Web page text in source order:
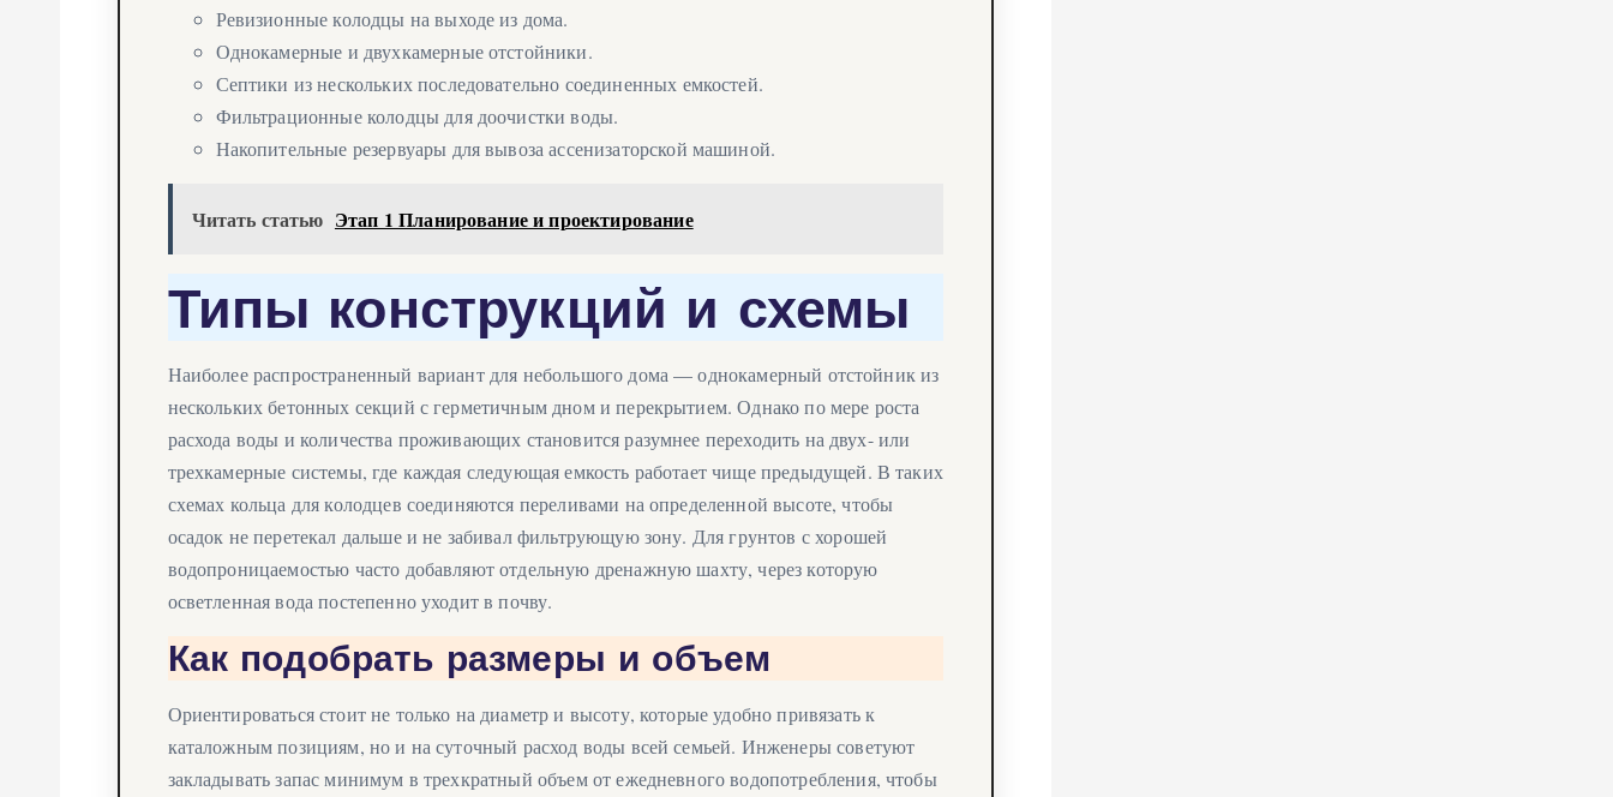
Ревизионные колодцы на выходе из дома.
Однокамерные и двухкамерные отстойники.
Септики из нескольких последовательно соединенных емкостей.
Фильтрационные колодцы для доочистки воды.
Накопительные резервуары для вывоза ассенизаторской машиной.
Читать статью Этап 1 Планирование и проектирование
Типы конструкций и схемы
Наиболее распространенный вариант для небольшого дома — однокамерный отстойник из
нескольких бетонных секций с герметичным дном и перекрытием. Однако по мере роста
расхода воды и количества проживающих становится разумнее переходить на двух- или
трехкамерные системы, где каждая следующая емкость работает чище предыдущей. В таких
схемах кольца для колодцев соединяются переливами на определенной высоте, чтобы
осадок не перетекал дальше и не забивал фильтрующую зону. Для грунтов с хорошей
водопроницаемостью часто добавляют отдельную дренажную шахту, через которую
осветленная вода постепенно уходит в почву.
Как подобрать размеры и объем
Ориентироваться стоит не только на диаметр и высоту, которые удобно привязать к
каталожным позициям, но и на суточный расход воды всей семьей. Инженеры советуют
закладывать запас минимум в трехкратный объем от ежедневного водопотребления, чтобы